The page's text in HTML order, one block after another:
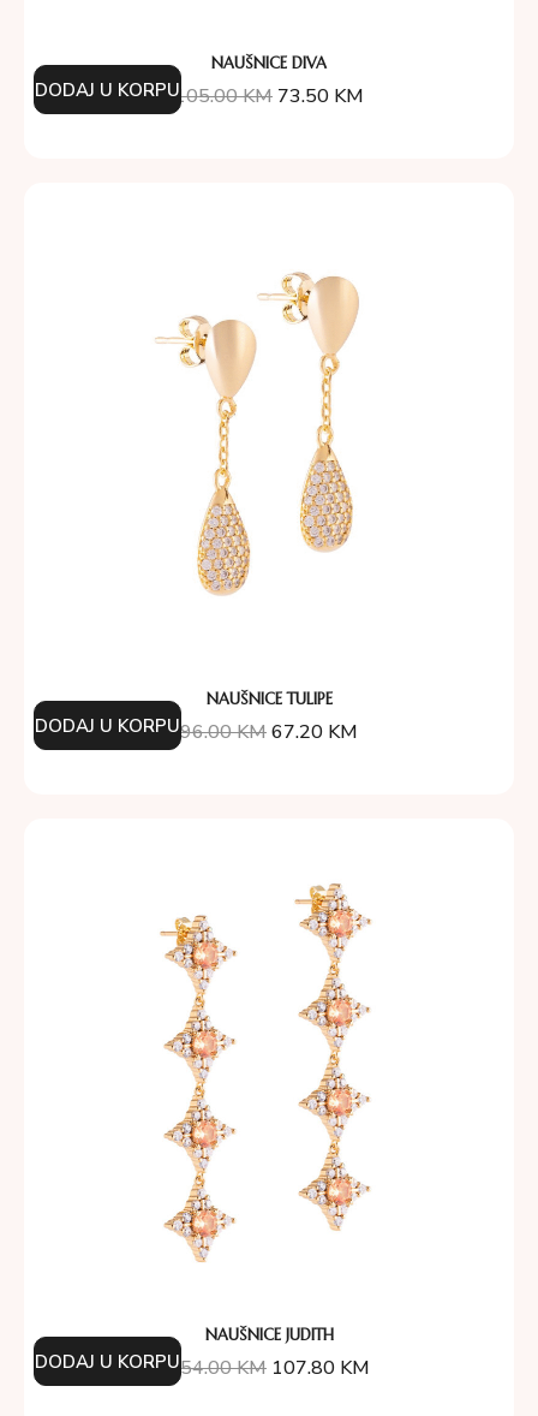
NAUŠNICE DIVA
105.00KM 73.50 KM
DODAJ U KORPU
NAUŠNICE TULIPE
96.00KM67.20 KM
DODAJ U KORPU
NAUŠNICE JUDITH
154.00KM 107.80 KM
DODAJ U KORPU